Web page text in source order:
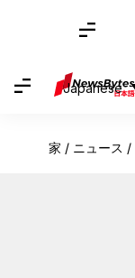
Japanese
家 / ニュース /